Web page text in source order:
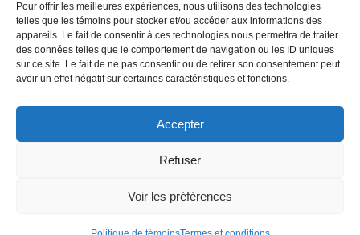
Pour offrir les meilleures expériences, nous utilisons des technologies
telles que les témoins pour stocker et/ou accéder aux informations des
appareils. Le fait de consentir à ces technologies nous permettra de traiter
des données telles que le comportement de navigation ou les ID uniques
sur ce site. Le fait de ne pas consentir ou de retirer son consentement peut
avoir un effet négatif sur certaines caractéristiques et fonctions.
Accepter
Refuser
Voir les préférences
Trévi Chicoutimi